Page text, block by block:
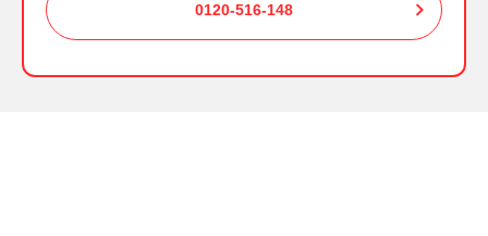
0120-516-148